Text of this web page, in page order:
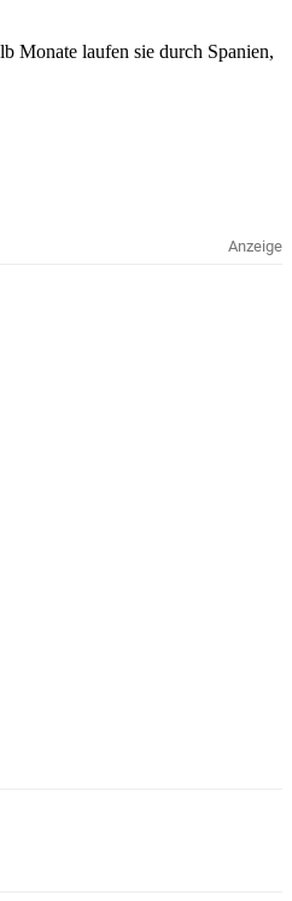
Monate laufen sie durch Spanien,